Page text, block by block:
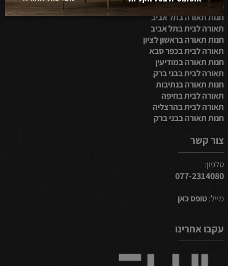
תאורה לבית בנתניה
חנות תאורה בתל אביב
תאורה לבית בתל אביב
חנות תאורה בראשון לציון
תאורה לבית בכפר סבא
חנות תאורה במודיעין
תאורה לבית בבני ברק
חנות תאורה בנתיבות
תאורה לבית בחיפה
תאורה לבית בהרצליה
חנות תאורה בבני ברק
צור קשר
טלפון:
077-2314080
מייל:טופס כאן
עקבו אחרינו